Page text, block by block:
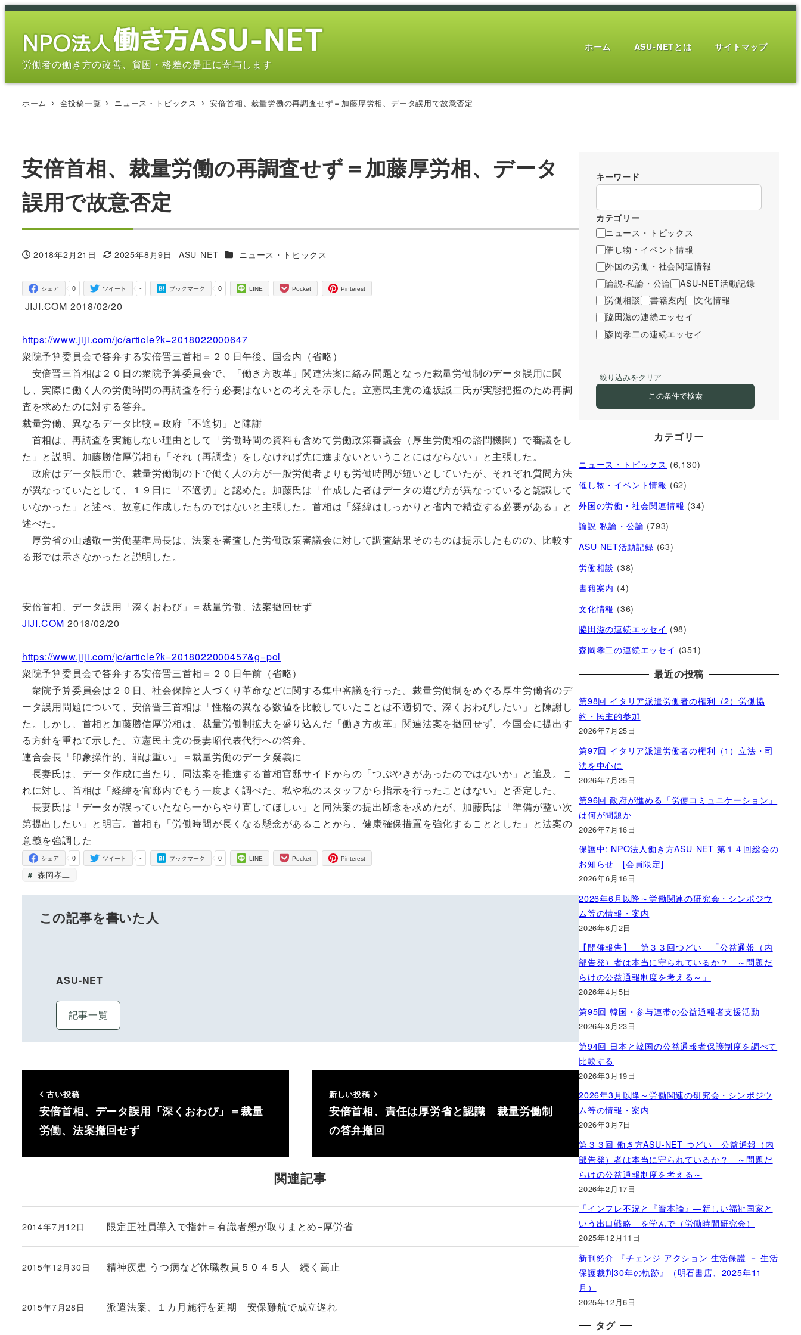
メ
労働者の働き方の改善、貧困・格差の是正に寄与します
ホーム ASU-NETとは サイトマップ
ホーム 全投稿一覧 ニュース・トピックス 安倍首相、裁量労働の再調査せず＝加藤厚労相、データ誤用で故意否定
安倍首相、裁量労働の再調査せず＝加藤厚労相、データ
誤用で故意否定
投稿日
2018年2月21日
更新日
2025年8月9日
著
ASU-NET カテゴリー
ニュース・トピックス
0
シェア -
ツイート 0
ブックマーク LINE Pocket Pinterest
JIJI.COM 2018/02/20
https://www.jiji.com/jc/article?k=2018022000647
衆院予算委員会で答弁する安倍晋三首相＝２０日午後、国会内（省略）
安倍晋三首相は２０日の衆院予算委員会で、「働き方改革」関連法案に絡み問題となった裁量労働制のデータ誤用に関
し、実際に働く人の労働時間の再調査を行う必要はないとの考えを示した。立憲民主党の逢坂誠二氏が実態把握のため再調
査を求めたのに対する答弁。
裁量労働、異なるデータ比較＝政府「不適切」と陳謝
首相は、再調査を実施しない理由として「労働時間の資料も含めて労働政策審議会（厚生労働相の諮問機関）で審議をし
た」と説明。加藤勝信厚労相も「それ（再調査）をしなければ先に進まないということにはならない」と主張した。
政府はデータ誤用で、裁量労働制の下で働く人の方が一般労働者よりも労働時間が短いとしていたが、それぞれ質問方法
が異なっていたとして、１９日に「不適切」と認めた。加藤氏は「作成した者はデータの選び方が異なっていると認識して
いなかった」と述べ、故意に作成したものではないと主張した。首相は「経緯はしっかりと省内で精査する必要がある」と
述べた。
厚労省の山越敬一労働基準局長は、法案を審査した労働政策審議会に対して調査結果そのものは提示したものの、比較す
る形では示さなかったと説明した。
安倍首相、データ誤用「深くおわび」＝裁量労働、法案撤回せず
JIJI.COM 2018/02/20
https://www.jiji.com/jc/article?k=2018022000457&g=pol
衆院予算委員会で答弁する安倍晋三首相＝２０日午前（省略）
衆院予算委員会は２０日、社会保障と人づくり革命などに関する集中審議を行った。裁量労働制をめぐる厚生労働省のデ
ータ誤用問題について、安倍晋三首相は「性格の異なる数値を比較していたことは不適切で、深くおわびしたい」と陳謝し
た。しかし、首相と加藤勝信厚労相は、裁量労働制拡大を盛り込んだ「働き方改革」関連法案を撤回せず、今国会に提出す
る方針を重ねて示した。立憲民主党の長妻昭代表代行への答弁。
連合会長「印象操作的、罪は重い」＝裁量労働のデータ疑義に
長妻氏は、データ作成に当たり、同法案を推進する首相官邸サイドからの「つぶやきがあったのではないか」と追及。こ
れに対し、首相は「経緯を官邸内でもう一度よく調べた。私や私のスタッフから指示を行ったことはない」と否定した。
長妻氏は「データが誤っていたなら一からやり直してほしい」と同法案の提出断念を求めたが、加藤氏は「準備が整い次
第提出したい」と明言。首相も「労働時間が長くなる懸念があることから、健康確保措置を強化することとした」と法案の
意義を強調した
0
シェア -
ツイート 0
ブックマーク LINE Pocket Pinterest
森岡孝二
この記事を書いた人
ASU-NET
記事一覧
古い投稿
安倍首相、データ誤用「深くおわび」＝裁量
労働、法案撤回せず
新しい投稿
安倍首相、責任は厚労省と認識 裁量労働制
の答弁撤回
関連記事
限定正社員導入で指針＝有識者懇が取りまとめ−厚労省
投稿日
2014年7月12日
精神疾患 うつ病など休職教員５０４５人 続く高止
投稿日
2015年12月30日
派遣法案、１カ月施行を延期 安保難航で成立遅れ
投稿日
2015年7月28日
キーワード
カテゴリー
ニュース・トピックス
催し物・イベント情報
外国の労働・社会関連情報
論説-私論・公論
ASU-NET活動記録
労働相談
書籍案内
文化情報
脇田滋の連続エッセイ
森岡孝二の連続エッセイ
絞り込みをクリア
この条件で検索
カテゴリー
ニュース・トピックス (6,130)
催し物・イベント情報 (62)
外国の労働・社会関連情報 (34)
論説-私論・公論 (793)
ASU-NET活動記録 (63)
労働相談 (38)
書籍案内 (4)
文化情報 (36)
脇田滋の連続エッセイ (98)
森岡孝二の連続エッセイ (351)
最近の投稿
第98回 イタリア派遣労働者の権利（2）労働協
約・民主的参加
2026年7月25日
第97回 イタリア派遣労働者の権利（1）立法・司
法を中心に
2026年7月25日
第96回 政府が進める「労使コミュニケーション」
は何が問題か
2026年7月16日
保護中: NPO法人働き方ASU-NET 第１４回総会の
お知らせ [会員限定]
2026年6月16日
2026年6月以降～労働関連の研究会・シンポジウ
ム等の情報・案内
2026年6月2日
【開催報告】 第３３回つどい 「公益通報（内
部告発）者は本当に守られているか？ ～問題だ
らけの公益通報制度を考える～」
2026年4月5日
第95回 韓国・参与連帯の公益通報者支援活動
2026年3月23日
第94回 日本と韓国の公益通報者保護制度を調べて
比較する
2026年3月19日
2026年3月以降～労働関連の研究会・シンポジウ
ム等の情報・案内
2026年3月7日
第３３回 働き方ASU-NET つどい 公益通報（内
部告発）者は本当に守られているか？ ～問題だ
らけの公益通報制度を考える～
2026年2月17日
「インフレ不況と『資本論』―新しい福祉国家と
いう出口戦略」を学んで（労働時間研究会）
2025年12月11日
新刊紹介 『チェンジ アクション 生活保護 － 生活
保護裁判30年の軌跡』（明石書店、2025年11
月）
2025年12月6日
タグ